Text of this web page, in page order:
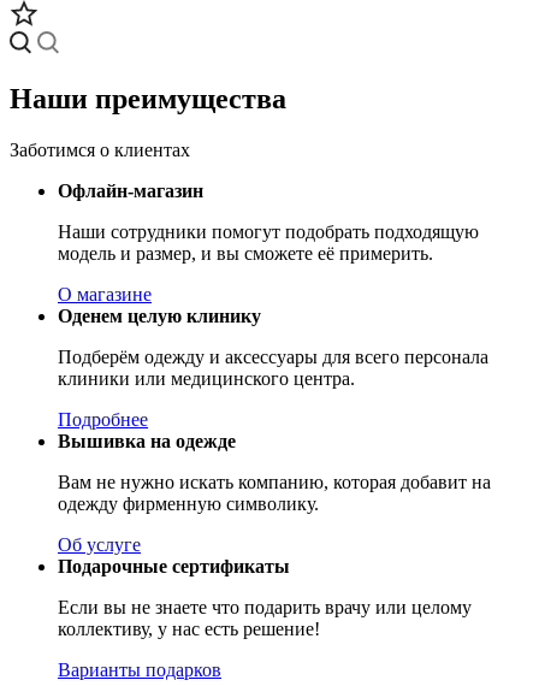
Наши преимущества
Заботимся о клиентах
Офлайн-магазин
Наши сотрудники помогут подобрать подходящую
модель и размер, и вы сможете её примерить.
О магазине
Оденем целую клинику
Подберём одежду и аксессуары для всего персонала
клиники или медицинского центра.
Подробнее
Вышивка на одежде
Вам не нужно искать компанию, которая добавит на
одежду фирменную символику.
Об услуге
Подарочные сертификаты
Если вы не знаете что подарить врачу или целому
коллективу, у нас есть решение!
Варианты подарков